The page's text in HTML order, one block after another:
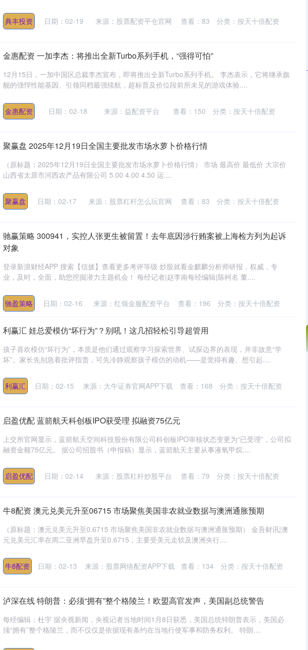
典丰投资 日期：02-19 来源：股票配资平仓官网 查看：83 分类：按天十倍配资
金惠配资 一加李杰：将推出全新Turbo系列手机，“强得可怕”
12月15日，一加中国区总裁李杰宣布，即将推出全新Turbo系列手机。 李杰表示，它将继承旗
舰的强悍性能基因、引领同档最强续航，超标普及价位段前所未见的游戏体验....
金惠配资 日期：02-18 来源：益配资平台 查看： 150 分类： 按天十倍配资
聚赢盘 2025年12月19日全国主要批发市场水萝卜价格行情
（原标题：2025年12月19日全国主要批发市场水萝卜价格行情） 市场 最高价 最低价 大宗价
山西省太原市河西农产品有限公司 5.00 4.00 4.50 运....
聚赢盘 日期：02-17 来源：股票杠杆怎么玩官网 查看：83 分类：按天十倍配资
驰赢策略 300941，实控人张更生被留置！去年底因涉行贿案被上海检方列为起诉
对象
登录新浪财经APP 搜索【信披】查看更多考评等级 炒股就看金麒麟分析师研报，权威，专
业，及时，全面，助您挖掘潜力主题机会！ 每经记者|赵李南每经编辑|陈柯名 董....
驰盈策略 日期：02-16 来源：红领金服配资平台 查看： 196 分类：按天十倍配资
利赢汇 娃总爱模仿“坏行为”？别吼！这几招轻松引导超管用
孩子喜欢模仿“坏行为”，本质是他们通过观察学习探索世界、试探边界的表现，并非故意“学
坏”。家长先别急着批评指责，可先冷静观察孩子模仿的动机——是觉得有趣、想引起....
利赢汇 日期：02-15 来源：大牛证券官网APP下载 查看： 168 分类： 按天十倍配资
启盈优配 蓝箭航天科创板IPO获受理 拟融资75亿元
上交所官网显示，蓝箭航天空间科技股份有限公司科创板IPO审核状态变更为“已受理”，公司拟
融资金额75亿元。 据公司招股书（申报稿）显示，蓝箭航天主要从事液氧甲烷....
启盈优配 日期：02-14 来源：股票杠杆炒股平台 查看：79 分类：按天十倍配资
牛8配资 澳元兑美元升至06715 市场聚焦美国非农就业数据与澳洲通胀预期
（原标题：澳元兑美元升至0.6715 市场聚焦美国非农就业数据与澳洲通胀预期） 金吾财讯|澳
元兑美元汇率在周二亚洲早盘升至0.6715，主要受美元走软及澳洲央行....
牛8配资 日期：02-13 来源：股票网络配资APP下载 查看： 134 分类： 按天十倍配资
泸深在线 特朗普：必须“拥有”整个格陵兰！欧盟高官发声，美国副总统警告
每经编辑：杜宇 据央视新闻，央视记者当地时间1月8日获悉，美国总统特朗普表示，美国必
须“拥有”整个格陵兰，而不仅仅是依据现有条约在当地行使军事和防务权利。 特朗....